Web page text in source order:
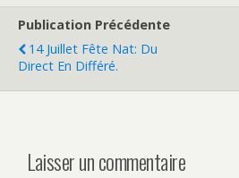
Publication Précédente
14 Juillet Fête Nat: Du
Direct En Différé.
Laisser un commentaire